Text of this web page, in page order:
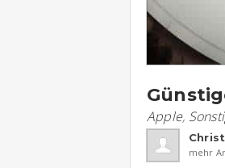
Apple,
mehr